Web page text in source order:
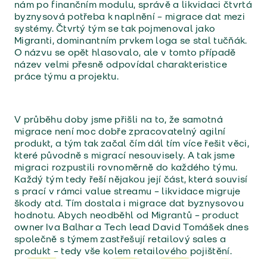
nám po finančním modulu, správě a likvidaci čtvrtá
byznysová potřeba k naplnění – migrace dat mezi
systémy. Čtvrtý tým se tak pojmenoval jako
Migranti, dominantním prvkem loga se stal tučňák.
O názvu se opět hlasovalo, ale v tomto případě
název velmi přesně odpovídal charakteristice
práce týmu a projektu.
V průběhu doby jsme přišli na to, že samotná
migrace není moc dobře zpracovatelný agilní
produkt, a tým tak začal čím dál tím více řešit věci,
které původně s migrací nesouvisely. A tak jsme
migraci rozpustili rovnoměrně do každého týmu.
Každý tým tedy řeší nějakou její část, která souvisí
s prací v rámci value streamu – likvidace migruje
škody atd. Tím dostala i migrace dat byznysovou
hodnotu. Abych neodběhl od Migrantů – product
owner Iva Balhar a Tech lead David Tomášek dnes
společně s týmem zastřešují retailový sales a
produkt – tedy vše kolem retailového pojištění.